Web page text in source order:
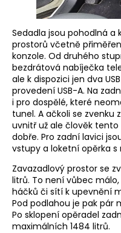
Sedadla jsou pohodlná a
prostorů včetně
konzole. Od druhého
bezdrátová nabíječka
ale k dispozici jen dva
provedení USB-A. Na
i pro dospělé, které
tunel. A ačkoli se zvenku
uvnitř už ale člověk
dobře. Pro zadní lavici
vstupy a loketní opěrka
Zavazadlový prostor se
litrů. To není vůbec
háčků či sítí k upevnění
Pod podlahou je pak pár
Po sklopení opěradel
maximálních 1484 litrů.